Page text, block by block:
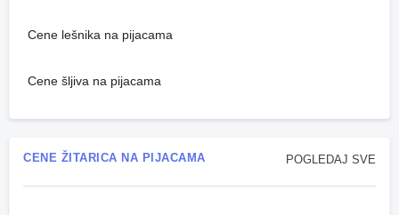
Cene lešnika na pijacama
Cene šljiva na pijacama
POGLEDAJ SVE
CENE ŽITARICA NA PIJACAMA